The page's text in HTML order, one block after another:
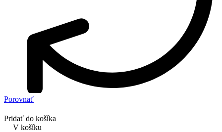
Porovnať
Pridať do košíka
V košíku